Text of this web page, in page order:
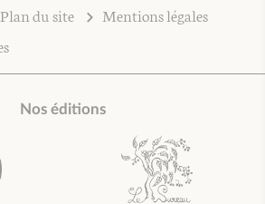
Plan du site
Mentions légales
Nos éditions